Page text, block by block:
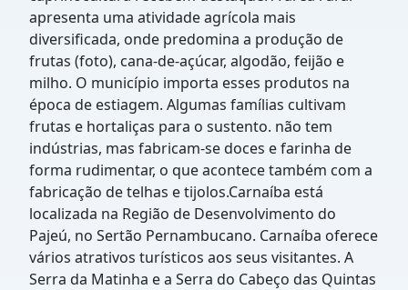
apresenta uma atividade agrícola mais
diversificada, onde predomina a produção de
frutas (foto), cana-de-açúcar, algodão, feijão e
milho. O município importa esses produtos na
época de estiagem. Algumas famílias cultivam
frutas e hortaliças para o sustento. não tem
indústrias, mas fabricam-se doces e farinha de
forma rudimentar, o que acontece também com a
fabricação de telhas e tijolos.Carnaíba está
localizada na Região de Desenvolvimento do
Pajeú, no Sertão Pernambucano. Carnaíba oferece
vários atrativos turísticos aos seus visitantes. A
Serra da Matinha e a Serra do Cabeço das Quintas